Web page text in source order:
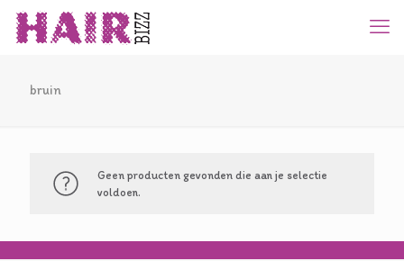
bruin
Geen producten gevonden die aan je selectie
voldoen.